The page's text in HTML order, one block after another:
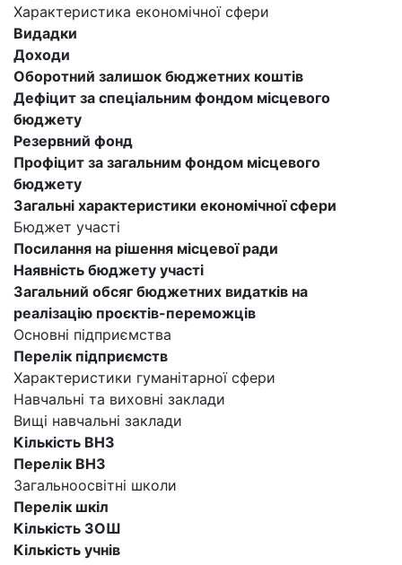
Характеристика економічної сфери
Видадки
Доходи
Оборотний залишок бюджетних коштів
Дефіцит за спеціальним фондом місцевого
бюджету
Резервний фонд
Профіцит за загальним фондом місцевого
бюджету
Загальні характеристики економічної сфери
Бюджет участі
Посилання на рішення місцевої ради
Наявність бюджету участі
Загальний обсяг бюджетних видатків на
реалізацію проєктів-переможців
Основні підприємства
Перелік підприємств
Характеристики гуманітарної сфери
Навчальні та виховні заклади
Вищі навчальні заклади
Кількість ВНЗ
Перелік ВНЗ
Загальноосвітні школи
Перелік шкіл
Кількість ЗОШ
Кількість учнів